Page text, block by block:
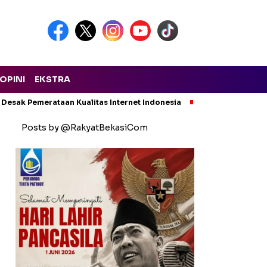
EKSTRA
Pemerataan Kualitas Internet Indonesia
Posts by @RakyatBekasiCom